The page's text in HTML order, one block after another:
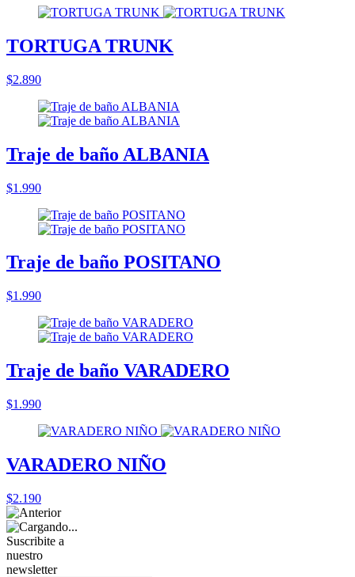
TORTUGA TRUNK
$2.890
Traje de baño ALBANIA
$1.990
Traje de baño POSITANO
$1.990
Traje de baño VARADERO
$1.990
VARADERO NIÑO
$2.190
Suscribite a
nuestro
newsletter